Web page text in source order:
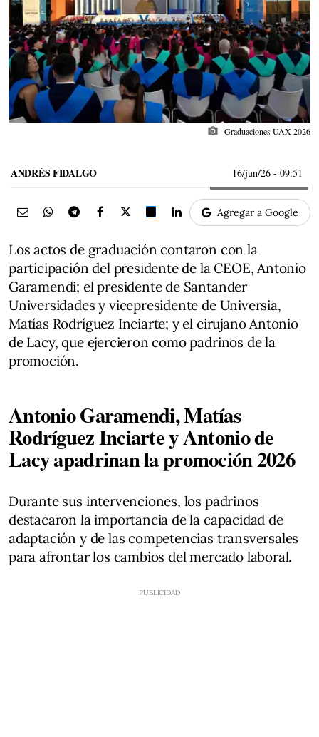
photo_camera Graduaciones UAX 2026
ANDRÉS FIDALGO 16/jun/26 - 09:51
Agregar a Google
Los actos de graduación contaron con la
participación del presidente de la CEOE, Antonio
Garamendi; el presidente de Santander
Universidades y vicepresidente de Universia,
Matías Rodríguez Inciarte; y el cirujano Antonio
de Lacy, que ejercieron como padrinos de la
promoción.
Antonio Garamendi, Matías
Rodríguez Inciarte y Antonio de
Lacy apadrinan la promoción 2026
Durante sus intervenciones, los padrinos
destacaron la importancia de la capacidad de
adaptación y de las competencias transversales
para afrontar los cambios del mercado laboral.